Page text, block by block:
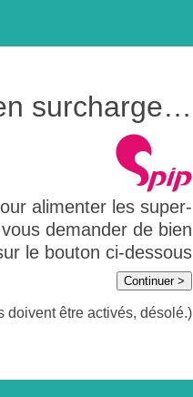
surcharge…
alimenter les super-
demander de bien
le bouton ci-dessous
Continuer >
doivent être activés, désolé.)